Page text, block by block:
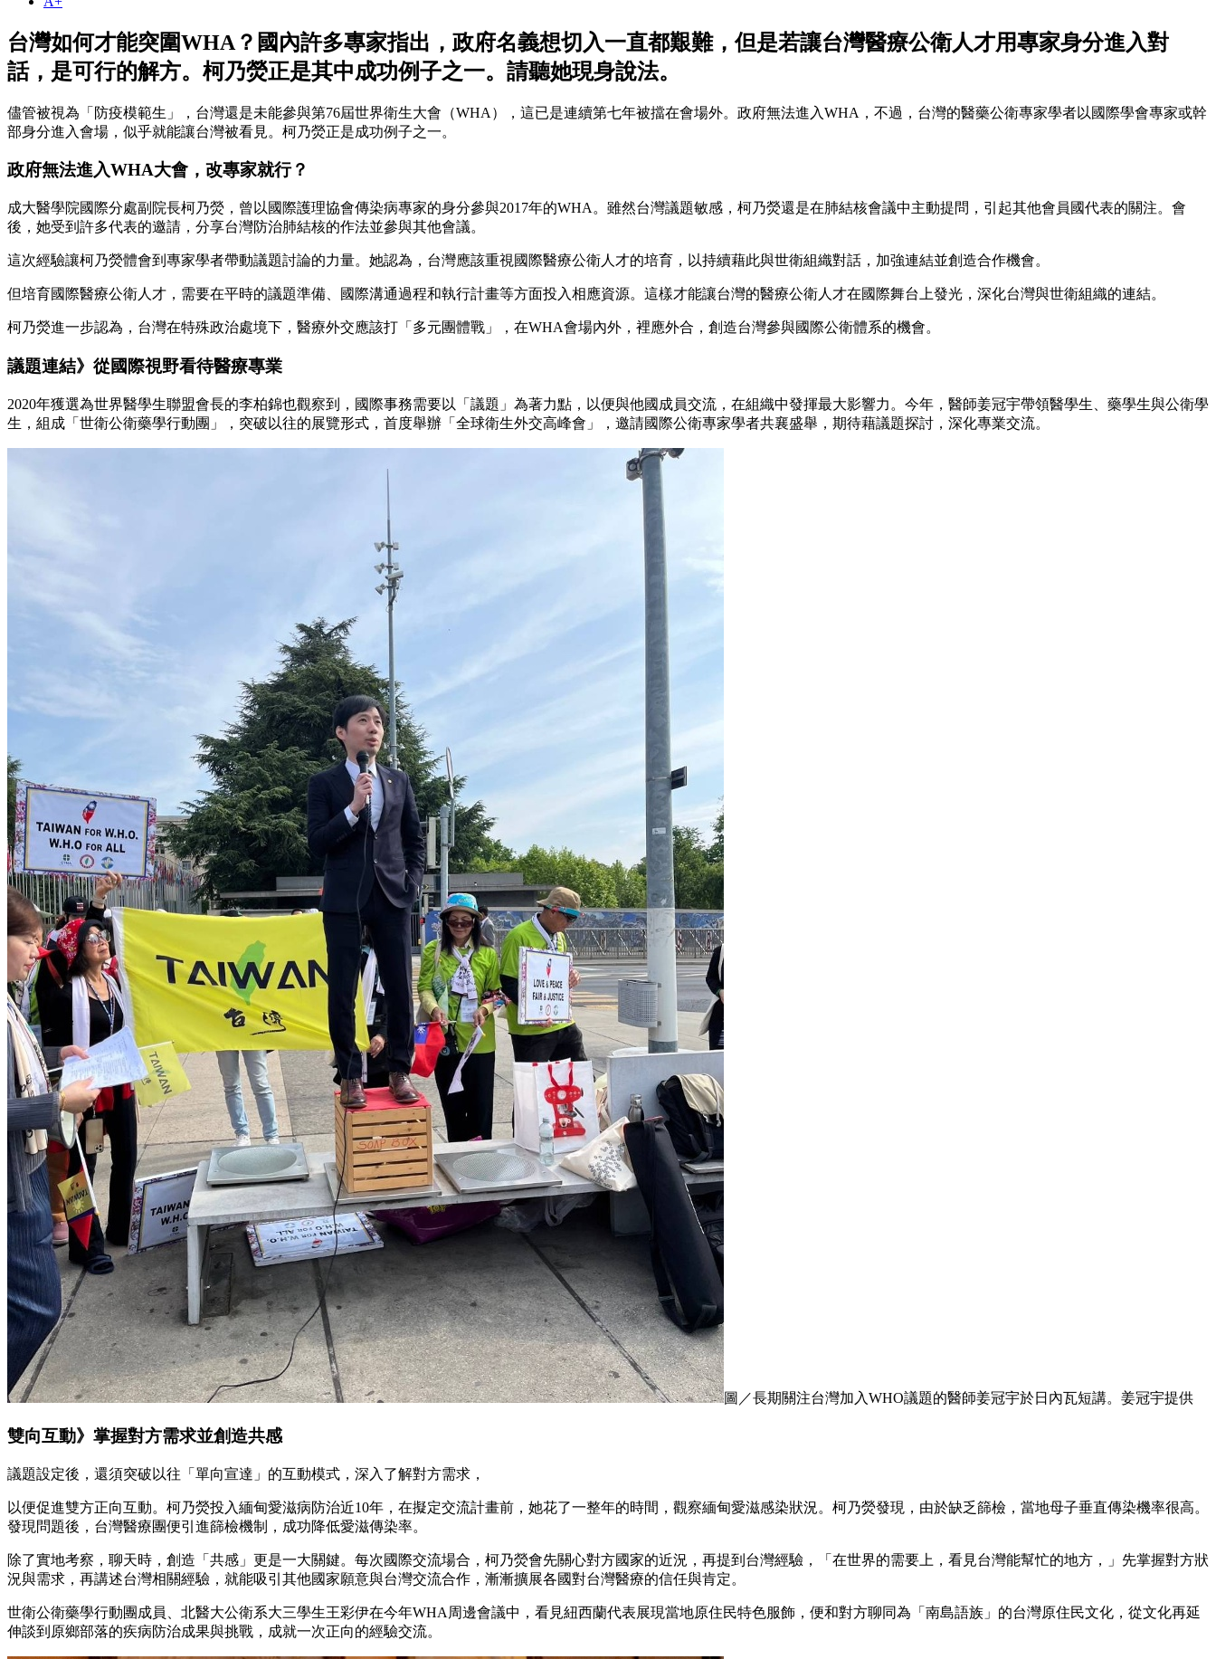
台灣如何才能突圍WHA？國內許多專家指出，政府名義想切入一直都艱難，但是若讓台灣醫療公衛人才用專家身分進入對
話，是可行的解方。柯乃熒正是其中成功例子之一。請聽她現身說法。
儘管被視為「防疫模範生」，台灣還是未能參與第76屆世界衛生大會（WHA），這已是連續第七年被擋在會場外。政府無法進入WHA，不過，台灣的醫藥公衛專家學者以國際學會專家或幹
部身分進入會場，似乎就能讓台灣被看見。柯乃熒正是成功例子之一。
政府無法進入WHA大會，改專家就行？
成大醫學院國際分處副院長柯乃熒，曾以國際護理協會傳染病專家的身分參與2017年的WHA。雖然台灣議題敏感，柯乃熒還是在肺結核會議中主動提問，引起其他會員國代表的關注。會
後，她受到許多代表的邀請，分享台灣防治肺結核的作法並參與其他會議。
這次經驗讓柯乃熒體會到專家學者帶動議題討論的力量。她認為，台灣應該重視國際醫療公衛人才的培育，以持續藉此與世衛組織對話，加強連結並創造合作機會。
但培育國際醫療公衛人才，需要在平時的議題準備、國際溝通過程和執行計畫等方面投入相應資源。這樣才能讓台灣的醫療公衛人才在國際舞台上發光，深化台灣與世衛組織的連結。
柯乃熒進一步認為，台灣在特殊政治處境下，醫療外交應該打「多元團體戰」，在WHA會場內外，裡應外合，創造台灣參與國際公衛體系的機會。
議題連結》從國際視野看待醫療專業
2020年獲選為世界醫學生聯盟會長的李柏錦也觀察到，國際事務需要以「議題」為著力點，以便與他國成員交流，在組織中發揮最大影響力。今年，醫師姜冠宇帶領醫學生、藥學生與公衛學
生，組成「世衛公衛藥學行動團」，突破以往的展覽形式，首度舉辦「全球衛生外交高峰會」，邀請國際公衛專家學者共襄盛舉，期待藉議題探討，深化專業交流。
圖／長期關注台灣加入WHO議題的醫師姜冠宇於日內瓦短講。姜冠宇提供
雙向互動》掌握對方需求並創造共感
議題設定後，還須突破以往「單向宣達」的互動模式，深入了解對方需求，
以便促進雙方正向互動。柯乃熒投入緬甸愛滋病防治近10年，在擬定交流計畫前，她花了一整年的時間，觀察緬甸愛滋感染狀況。柯乃熒發現，由於缺乏篩檢，當地母子垂直傳染機率很高。
發現問題後，台灣醫療團便引進篩檢機制，成功降低愛滋傳染率。
除了實地考察，聊天時，創造「共感」更是一大關鍵。每次國際交流場合，柯乃熒會先關心對方國家的近況，再提到台灣經驗，「在世界的需要上，看見台灣能幫忙的地方，」先掌握對方狀
況與需求，再講述台灣相關經驗，就能吸引其他國家願意與台灣交流合作，漸漸擴展各國對台灣醫療的信任與肯定。
世衛公衛藥學行動團成員、北醫大公衛系大三學生王彩伊在今年WHA周邊會議中，看見紐西蘭代表展現當地原住民特色服飾，便和對方聊同為「南島語族」的台灣原住民文化，從文化再延
伸談到原鄉部落的疾病防治成果與挑戰，成就一次正向的經驗交流。